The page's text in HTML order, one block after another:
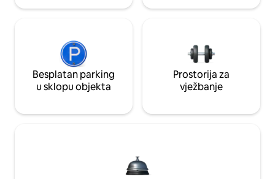
Besplatan parking
u sklopu objekta
Prostorija za
vježbanje